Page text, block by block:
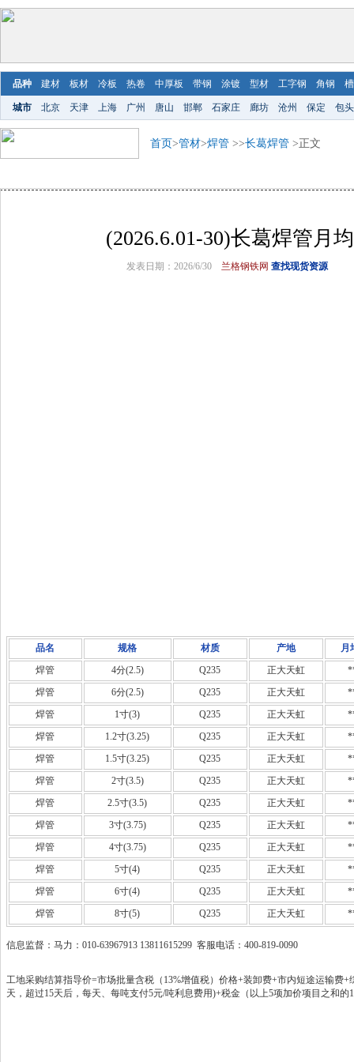
品种 建材 板材 冷板 热卷 中厚板 带钢 涂镀 型材 工字钢 角钢
城市 北京 天津 上海 广州 唐山 邯郸 石家庄 廊坊 沧州 保定 包头
首页>管材>焊管 >>长葛焊管 >正文
(2026.6.01-30)长葛焊管月
发表日期：2026/6/30 兰格钢铁网 查找现货资源
品名 规格 材质 产地
月
焊管
4分(2.5) Q235 正大天虹
焊管
6分(2.5) Q235 正大天虹
焊管
1寸(3) Q235 正大天虹
焊管
1.2寸(3.25) Q235 正大天虹
焊管
1.5寸(3.25) Q235 正大天虹
焊管
2寸(3.5) Q235 正大天虹
焊管
2.5寸(3.5) Q235 正大天虹
焊管
3寸(3.75) Q235 正大天虹
焊管
4寸(3.75) Q235 正大天虹
焊管
5寸(4) Q235 正大天虹
焊管
6寸(4) Q235 正大天虹
焊管
8寸(5) Q235 正大天虹
信息监督：马力：010-63967913 13811615299 客服电话：400-819-0090
工地采购结算指导价=市场批量含税（13%增值税）价格+装卸费+市内短途运输费
天，超过15天后，每天、每吨支付5元/吨利息费用)+税金（以上5项加价项目之和的